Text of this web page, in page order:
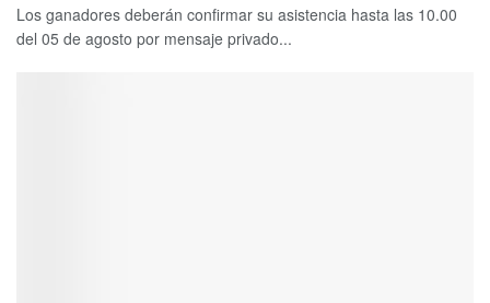
Los ganadores deberán confirmar su asistencia hasta las 10.00
del 05 de agosto por mensaje privado...